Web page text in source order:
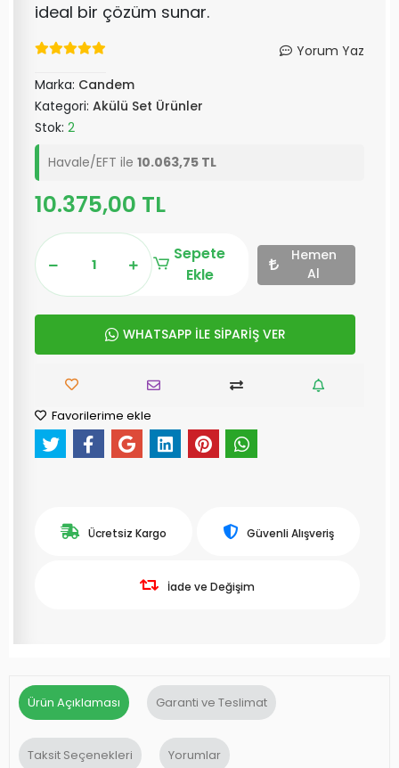
ideal bir çözüm sunar.
Yorum Yaz
Marka: Candem
Kategori: Akülü Set Ürünler
Stok: 2
Havale/EFT ile 10.063,75 TL
10.375,00 TL
Sepete
Ekle
Hemen
Al
WHATSAPP İLE SİPARİŞ VER
Favorilerime ekle
Ücretsiz Kargo Güvenli Alışveriş
İade ve Değişim
Ürün Açıklaması Garanti ve Teslimat
Taksit Seçenekleri Yorumlar